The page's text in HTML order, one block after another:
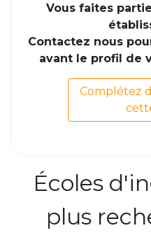
Vous faites
Contactez nous
avant le profil de
Complétez
Écoles
plus